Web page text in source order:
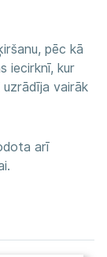
pēc kā
iecirknī, kur
vairāk
arī